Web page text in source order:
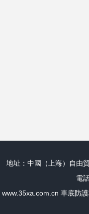
地址：中國（上海）自由
電
www.35xa.com.cn 車底防護